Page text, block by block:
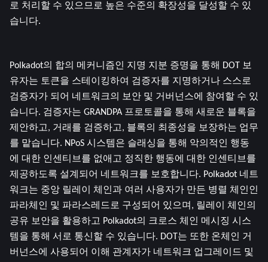
로 처리할 수 있으므로 높은 수준의 확장성을 달성할 수 있
습니다.
Polkadot의 합의 메커니즘인 지명 지분 증명을 통해 DOT 보
유자는 토큰을 스테이킹하여 검증자를 지명하거나 스스로
검증자가 되어 네트워크의 보안 및 거버넌스에 참여할 수 있
습니다. 검증자는 GRANDPA 프로토콜을 통해 새로운 블록을
제안하고, 거래를 검증하고, 블록의 최종성을 보장하는 업무
를 맡습니다. NPoS 시스템은 슬래싱을 통해 악의적인 행동
에 대한 인센티브를 없애고 정직한 행동에 대한 인센티브를
제공하도록 설계되어 네트워크를 보호합니다. Polkadot 네트
워크는 중앙 릴레이 체인과 여러 사용자가 만든 병렬 체인인
파라체인 및 파라스레드로 구성되어 있으며, 릴레이 체인의
공유 보안을 활용하고 Polkadot의 크로스 체인 메시징 시스
템을 통해 서로 통신할 수 있습니다. DOT는 또한 온체인 거
버넌스에 사용되어 이해 관계자가 네트워크 업그레이드 및